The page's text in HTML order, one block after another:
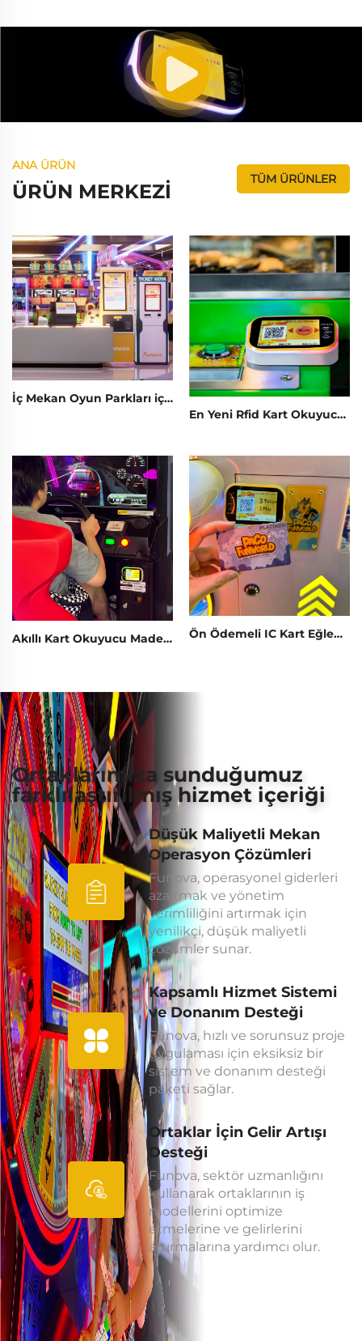
ANA ÜRÜN
ÜRÜN MERKEZİ
TÜM ÜRÜNLER
İç Mekan Oyun Parkları için Gelişim Yazılımı Gelir Tablosu Analiz Token Yönetim Sistemi Oyun Merkezleri için Eğlence Parkları
En Yeni Rfid Kart Okuyucu 3.2 İnç Dokunmatik Ekran Kart Okuyucu T10P Terminal Oyun Ayıcısı/Bebek/Gachapon Makinesi İçin
Akıllı Kart Okuyucu Madeni Paralı Yarış/Motosiklet/Yay/Para İtme Oyun Makinesi Dokunmatik Kart Terminali Plastik Japonca Dilinde Yapılmış Ön Ödemeli IC Kart Eğlence Parkı Kart Okuyucu Yönetim Sistemi RFID Kart Okuyucu Oyun Masaüstü Oyunları için
Ortaklarımıza sunduğumuz
farklılaştırılmış hizmet içeriği
Düşük Maliyetli Mekan
Operasyon Çözümleri
Funova, operasyonel giderleri
azaltmak ve yönetim
verimliliğini artırmak için
yenilikçi, düşük maliyetli
çözümler sunar.
Kapsamlı Hizmet Sistemi
ve Donanım Desteği
Funova, hızlı ve sorunsuz proje
uygulaması için eksiksiz bir
sistem ve donanım desteği
paketi sağlar.
Ortaklar İçin Gelir Artışı
Desteği
Funova, sektör uzmanlığını
kullanarak ortaklarının iş
modellerini optimize
etmelerine ve gelirlerini
artırmalarına yardımcı olur.